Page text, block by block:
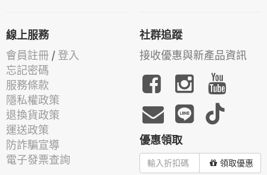
線上服務
會員註冊 / 登入
忘記密碼
服務條款
隱私權政策
退換貨政策
運送政策
防詐騙宣導
電子發票查詢
社群追蹤
接收優惠與新產品資訊
優惠領取
領取優惠